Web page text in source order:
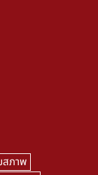
สภาพ